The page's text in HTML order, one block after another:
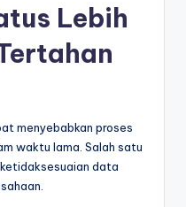
Lebih
menyebabkan proses
waktu lama. Salah satu
data